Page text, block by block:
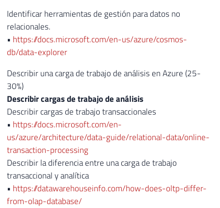
Identificar herramientas de gestión para datos no
relacionales.
• https://docs.microsoft.com/en-us/azure/cosmos-
db/data-explorer
Describir una carga de trabajo de análisis en Azure (25-
30%)
Describir cargas de trabajo de análisis
Describir cargas de trabajo transaccionales
• https://docs.microsoft.com/en-
us/azure/architecture/data-guide/relational-data/online-
transaction-processing
Describir la diferencia entre una carga de trabajo
transaccional y analítica
• https://datawarehouseinfo.com/how-does-oltp-differ-
from-olap-database/